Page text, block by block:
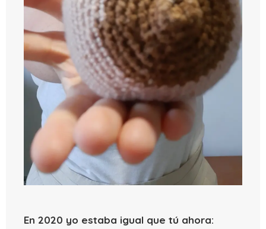
En 2020 yo estaba igual que tú ahora: